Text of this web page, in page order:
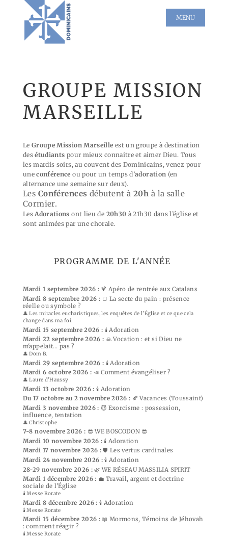
GROUPE MISSION
MARSEILLE
Le Groupe Mission Marseille est un groupe à destination
desétudiants pour mieux connaitre et aimer Dieu. Tous
les mardis soirs, au couvent des Dominicains, venez pour
uneconférence ou pour un temps d’adoration (en
alternance une semaine sur deux).
Les Conférences débutent à 20h à la salle
Cormier.
LesAdorations ont lieu de 20h30 à 21h30 dans l’église et
sont animées par une chorale.
PROGRAMME DE L'ANNÉE
Mardi 1 septembre 2026 : 🍹 Apéro de rentrée aux Catalans
Mardi 8 septembre 2026 : 🍞 La secte du pain : présence
réelle ou symbole ?
👤 Les miracles eucharistiques, les enquêtes de l'Église et ce que cela
change dans ma foi.
Mardi 15 septembre 2026 : 🕯️ Adoration
Mardi 22 septembre 2026 : 🙏 Vocation : et si Dieu ne
m'appelait… pas ?
👤 Dom B.
Mardi 29 septembre 2026 : 🕯️ Adoration
Mardi 6 octobre 2026 : 📣 Comment évangéliser ?
👤 Laure d'Haussy
Mardi 13 octobre 2026 : 🕯️ Adoration
Du 17 octobre au 2 novembre 2026 : 🍂 Vacances (Toussaint)
Mardi 3 novembre 2026 : 😈 Exorcisme : possession,
influence, tentation
👤 Christophe
7-8 novembre 2026 : 😎 WE BOSCODON 😎
Mardi 10 novembre 2026 : 🕯️ Adoration
Mardi 17 novembre 2026 : 🛡️ Les vertus cardinales
Mardi 24 novembre 2026 : 🕯️ Adoration
28-29 novembre 2026 :🌿 WE RÉSEAU MASSILIA SPIRIT
Mardi 1 décembre 2026 : 💼 Travail, argent et doctrine
sociale de l'Église
🕯️ Messe Rorate
Mardi 8 décembre 2026 : 🕯️ Adoration
🕯️ Messe Rorate
Mardi 15 décembre 2026 : 📖 Mormons, Témoins de Jéhovah
: comment réagir ?
🕯️ Messe Rorate